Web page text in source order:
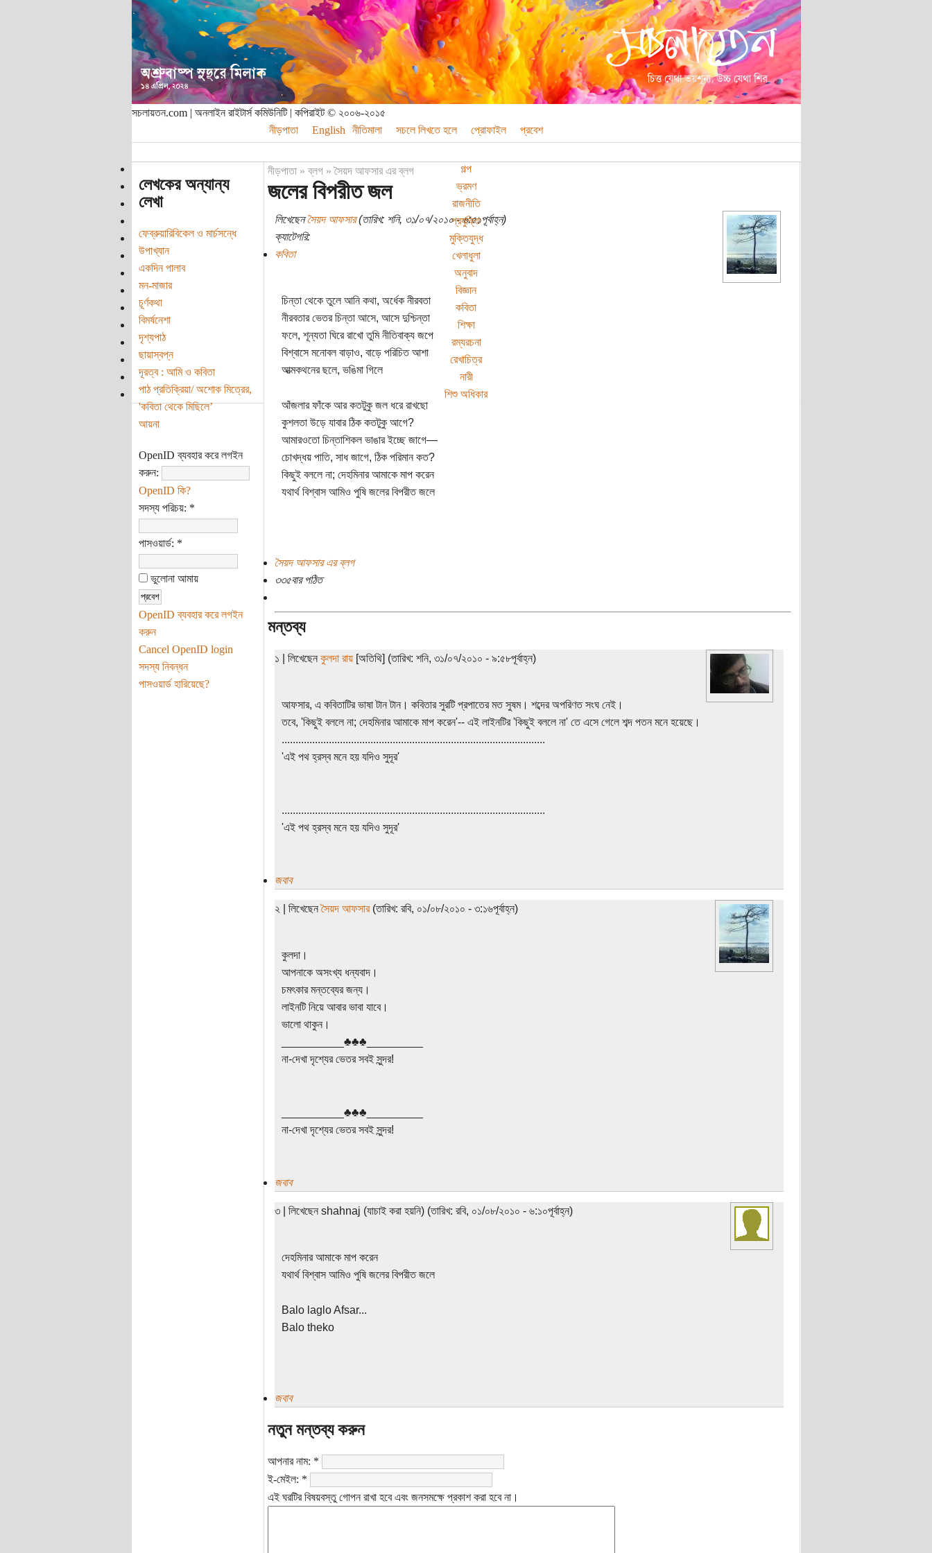
সচলায়তন.com | অনলাইন রাইটার্স কমিউনিটি | কপিরাইট © ২০০৬-২০১৫
নীড়পাতা
English নীতিমালা সচলে লিখতে হলে প্রোফাইল প্রবেশ
গল্প
ভ্রমণ
রাজনীতি
প্রযুক্তি
মুক্তিযুদ্ধ
খেলাধুলা
অনুবাদ
বিজ্ঞান
কবিতা
শিক্ষা
রম্যরচনা
রেখাচিত্র
নারী
শিশু অধিকার
লেখকের অন্যান্য
লেখা
ফেব্রুয়ারিবিকেল ও মার্চসন্ধে
উপাখ্যান
একদিন পালাব
মন-মাজার
চূর্ণকথা
বিমর্ষনেশা
দৃশ্যপাঠ
ছায়াস্বপ্ন
দূরত্ব : আমি ও কবিতা
পাঠ প্রতিক্রিয়া/ অশোক মিত্রের,
'কবিতা থেকে মিছিলে’
আয়না
OpenID ব্যবহার করে লগইন
করুন:
OpenID কি?
সদস্য পরিচয়: *
পাসওয়ার্ড: *
ভুলোনা আমায়
OpenID ব্যবহার করে লগইন
করুন
Cancel OpenID login
সদস্য নিবন্ধন
পাসওয়ার্ড হারিয়েছে?
নীড়পাতা»ব্লগ»সৈয়দ আফসার এর ব্লগ
জলের বিপরীত জল
লিখেছেনসৈয়দ আফসার(তারিখ: শনি, ৩১/০৭/২০১০ - ৬:৫১পূর্বাহ্ন)
ক্যাটেগরি:
কবিতা
চিন্তা থেকে তুলে আনি কথা, অর্ধেক নীরবতা
নীরবতার ভেতর চিন্তা আসে, আসে দুশ্চিন্তা
ফলে, শূন্যতা ঘিরে রাখো তুমি নীতিবাক্য জপে
বিশ্বাসে মনোবল বাড়াও, বাড়ে পরিচিত আশা
আত্মকথনের ছলে, ভঙিমা গিলে
আঁজলার ফাঁকে আর কতটুকু জল ধরে রাখছো
কুশলতা উড়ে যাবার ঠিক কতটুকু আগে?
আমারওতো চিন্তাশিকল ভাঙার ইচ্ছে জাগে—
চোখদ্ধয় পাতি, সাধ জাগে, ঠিক পরিমান কত?
কিছুই বললে না; দেহমিনার আমাকে মাপ করেন
যথার্থ বিশ্বাস আমিও পুষি জলের বিপরীত জলে
সৈয়দ আফসার এর ব্লগ
৩৩৫বার পঠিত
মন্তব্য
১ | লিখেছেন কুলদা রায়[অতিথি] (তারিখ: শনি, ৩১/০৭/২০১০ - ৯:৫৮পূর্বাহ্ন)
আফসার, এ কবিতাটির ভাষা টান টান। কবিতার সুরটি প্রপাতের মত সুষম। শব্দের অপরিণত সংঘ নেই।
তবে, 'কিছুই বললে না; দেহমিনার আমাকে মাপ করেন'-- এই লাইনটির 'কিছুই বললে না' তে এসে গেলে শব্দ পতন মনে হয়েছে।
...............................................................................................
'এই পথ হ্রস্ব মনে হয় যদিও সুদূর'
...............................................................................................
'এই পথ হ্রস্ব মনে হয় যদিও সুদূর'
জবাব
২ | লিখেছেনসৈয়দ আফসার(তারিখ: রবি, ০১/০৮/২০১০ - ৩:১৬পূর্বাহ্ন)
কুলদা।
আপনাকে অসংখ্য ধন্যবাদ।
চমৎকার মন্তব্যের জন্য।
লাইনটি নিয়ে আবার ভাবা যাবে।
ভালো থাকুন।
__________♣♣♣_________
না-দেখা দৃশ্যের ভেতর সবই সুন্দর!
__________♣♣♣_________
না-দেখা দৃশ্যের ভেতর সবই সুন্দর!
জবাব
৩ | লিখেছেন shahnaj (যাচাই করা হয়নি) (তারিখ: রবি, ০১/০৮/২০১০ - ৬:১০পূর্বাহ্ন)
দেহমিনার আমাকে মাপ করেন
যথার্থ বিশ্বাস আমিও পুষি জলের বিপরীত জলে
Balo laglo Afsar...
Balo theko
জবাব
নতুন মন্তব্য করুন
আপনার নাম: *
ই-মেইল: *
এই ঘরটির বিষয়বস্তু গোপন রাখা হবে এবং জনসমক্ষে প্রকাশ করা হবে না।